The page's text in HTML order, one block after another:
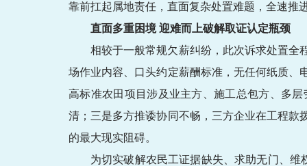
靠前扛起属地责任，直面复杂处置难题，全速推
直面多重困境 迎难而上破解取证认定瓶颈
相较于一般常规欠薪纠纷，此次诉求处置全
场作业内容、口头约定薪酬标准，无任何纸质
高标准农田项目涉及业主方、施工总包方、多
清；三是多方推诿协同不畅，三方企业在工程
的最大现实阻碍。
为切实破解农民工证据缺失、求助无门、维